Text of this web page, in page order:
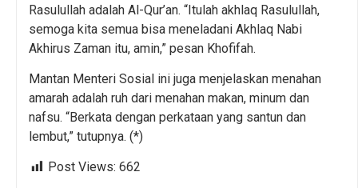
Rasulullah adalah Al-Qur’an. “Itulah akhlaq Rasulullah,
semoga kita semua bisa meneladani Akhlaq Nabi
Akhirus Zaman itu, amin,” pesan Khofifah.
Mantan Menteri Sosial ini juga menjelaskan menahan
amarah adalah ruh dari menahan makan, minum dan
nafsu. “Berkata dengan perkataan yang santun dan
lembut,” tutupnya. (*)
Post Views: 662